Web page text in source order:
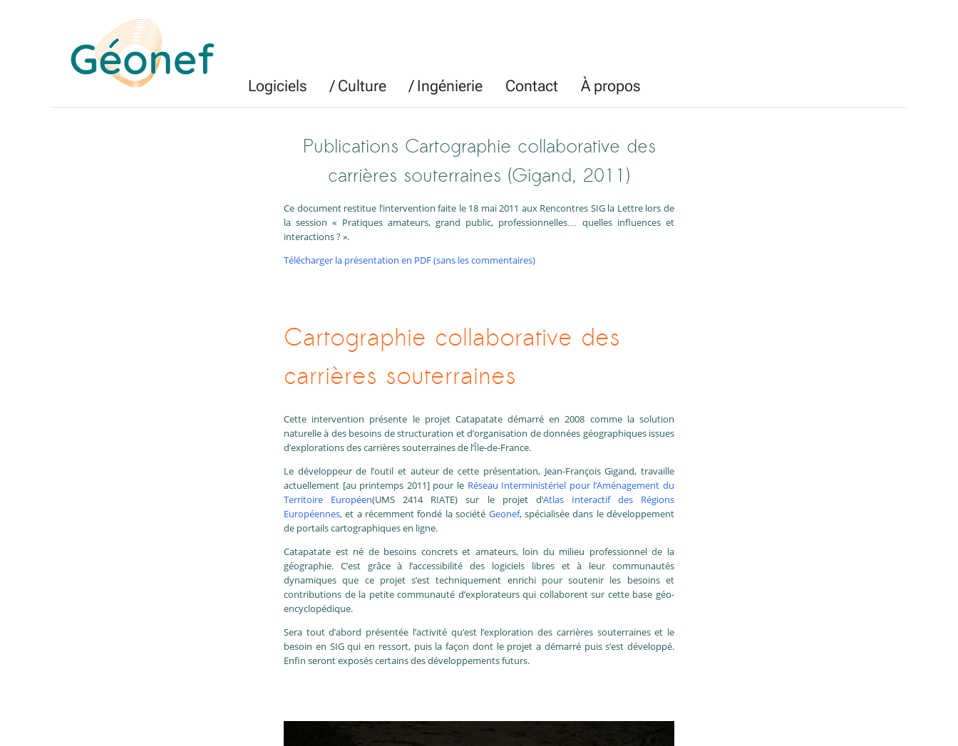
Logiciels / Culture / Ingénierie Contact À propos
Publications Cartographie collaborative des
carrières souterraines (Gigand, 2011)
Ce document restitue l’intervention faite le 18 mai 2011 aux Rencontres SIG la Lettre lors de
la session « Pratiques amateurs, grand public, professionnelles… quelles influences et
interactions ? ».
Télécharger la présentation en PDF (sans les commentaires)
Cartographie collaborative des
carrières souterraines
Cette intervention présente le projet Catapatate démarré en 2008 comme la solution
naturelle à des besoins de structuration et d’organisation de données géographiques issues
d’explorations des carrières souterraines de l’Île-de-France.
Le développeur de l’outil et auteur de cette présentation, Jean-François Gigand, travaille
actuellement [au printemps 2011] pour le Réseau Interministériel pour l’Aménagement du
Territoire Européen(UMS 2414 RIATE) sur le projet d’Atlas Interactif des Régions
Européennes, et a récemment fondé la société Geonef, spécialisée dans le développement
de portails cartographiques en ligne.
Catapatate est né de besoins concrets et amateurs, loin du milieu professionnel de la
géographie. C’est grâce à l’accessibilité des logiciels libres et à leur communautés
dynamiques que ce projet s’est techniquement enrichi pour soutenir les besoins et
contributions de la petite communauté d’explorateurs qui collaborent sur cette base géo-
encyclopédique.
Sera tout d’abord présentée l’activité qu’est l’exploration des carrières souterraines et le
besoin en SIG qui en ressort, puis la façon dont le projet a démarré puis s’est développé.
Enfin seront exposés certains des développements futurs.